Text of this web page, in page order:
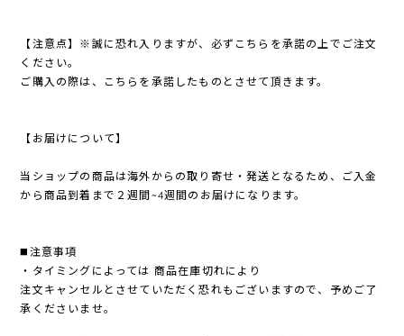
【注意点】※誠に恐れ入りますが、必ずこちらを承諾の上でご注文
ください。
ご購入の際は、こちらを承諾したものとさせて頂きます。
【お届けについて】
当ショップの商品は海外からの取り寄せ・発送となるため、ご入金
から商品到着まで２週間~4週間のお届けになります。
◼️注意事項
・タイミングによっては 商品在庫切れにより
注文キャンセルとさせていただく恐れもございますので、予めご了
承くださいませ。